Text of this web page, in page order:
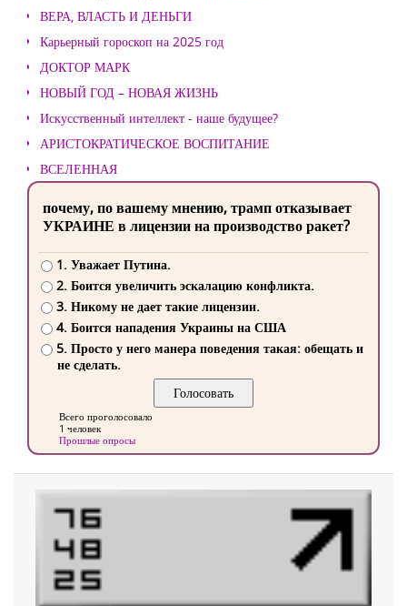
ВЕРА, ВЛАСТЬ И ДЕНЬГИ
Карьерный гороскоп на 2025 год
ДОКТОР МАРК
НОВЫЙ ГОД – НОВАЯ ЖИЗНЬ
Искусственный интеллект - наше будущее?
АРИСТОКРАТИЧЕСКОЕ ВОСПИТАНИЕ
ВСЕЛЕННАЯ
почему, по вашему мнению, трамп отказывает
УКРАИНЕ в лицензии на производство ракет?
1. Уважает Путина.
2. Боится увеличить эскалацию конфликта.
3. Никому не дает такие лицензии.
4. Боится нападения Украины на США
5. Просто у него манера поведения такая: обещать и
не сделать.
Всего проголосовало
1 человек
Прошлые опросы